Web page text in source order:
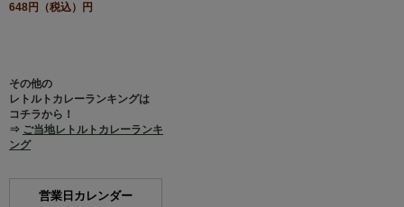
648円（税込）円
その他の
レトルトカレーランキングは
コチラから！
⇒ ご当地レトルトカレーランキ
ング
営業日カレンダー